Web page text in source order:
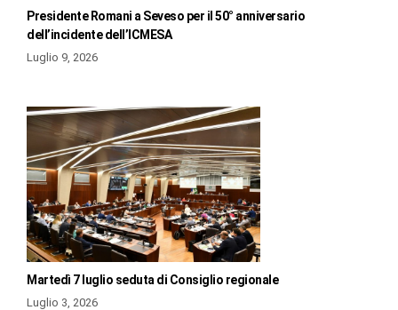
Presidente Romani a Seveso per il 50° anniversario
dell’incidente dell’ICMESA
Luglio 9, 2026
Martedì 7 luglio seduta di Consiglio regionale
Luglio 3, 2026